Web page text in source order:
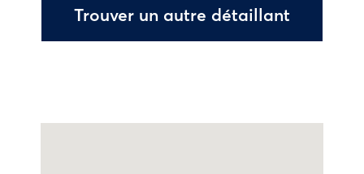
Trouver un autre détaillant